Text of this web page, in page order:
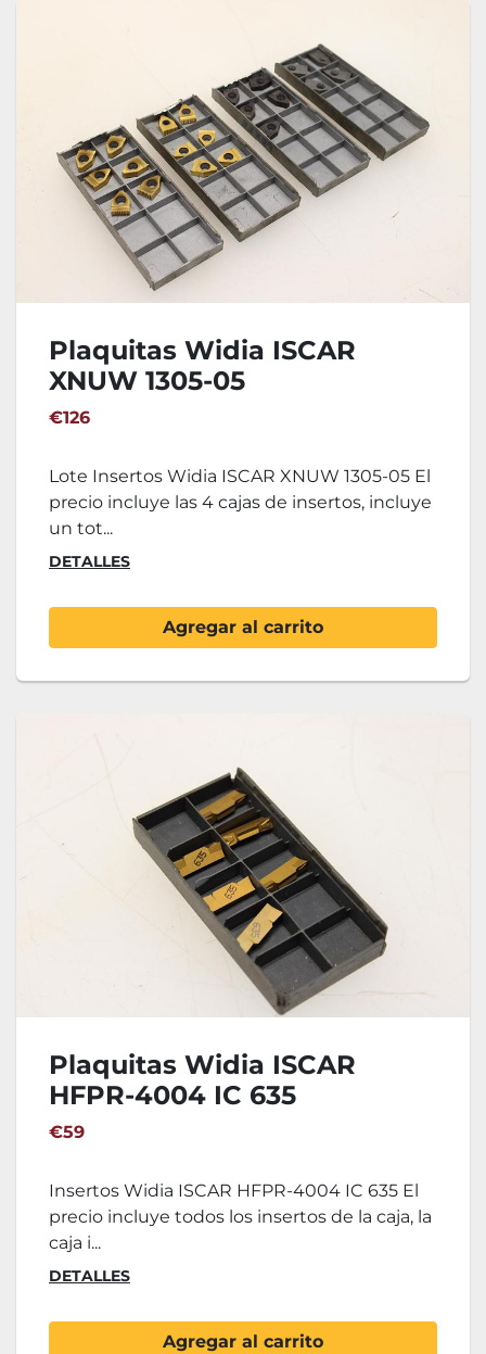
Plaquitas Widia ISCAR
XNUW 1305-05
€126
Lote Insertos Widia ISCAR XNUW 1305-05 El
precio incluye las 4 cajas de insertos, incluye
un tot...
DETALLES
Agregar al carrito
Plaquitas Widia ISCAR
HFPR-4004 IC 635
€59
Insertos Widia ISCAR HFPR-4004 IC 635 El
precio incluye todos los insertos de la caja, la
caja i...
DETALLES
Agregar al carrito